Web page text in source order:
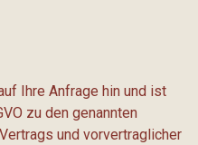
Ihre Anfrage hin und ist
zu den genannten
und vorvertraglicher